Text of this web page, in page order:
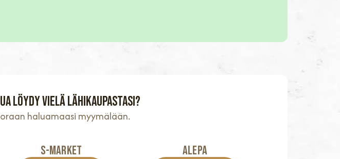
löydy vielä lähikaupastasi?
haluamaasi myymälään.
S-Market Alepa